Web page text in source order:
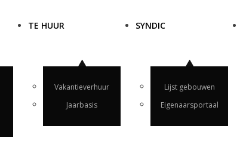
TE HUUR
Vakantieverhuur
Jaarbasis
SYNDIC
Lijst gebouwen
Eigenaarsportaal